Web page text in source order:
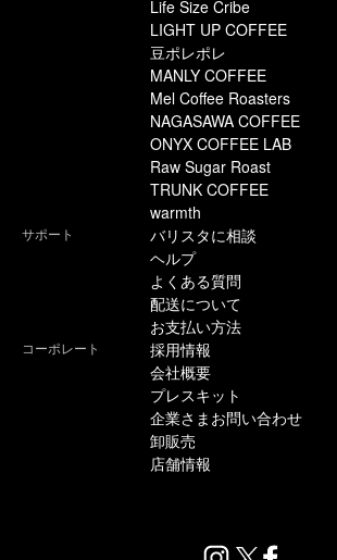
Life Size Cribe
LIGHT UP COFFEE
豆ポレポレ
MANLY COFFEE
Mel Coffee Roasters
NAGASAWA COFFEE
ONYX COFFEE LAB
Raw Sugar Roast
TRUNK COFFEE
warmth
サポート
バリスタに相談
ヘルプ
よくある質問
配送について
お支払い方法
コーポレート
採用情報
会社概要
プレスキット
企業さまお問い合わせ
卸販売
店舗情報